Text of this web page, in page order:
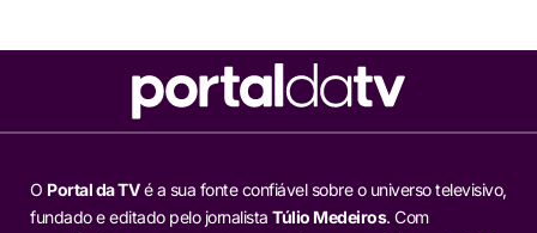
O Portal da TVé a sua fonte confiável sobre o universo televisivo,
fundado e editado pelo jornalista Túlio Medeiros. Com